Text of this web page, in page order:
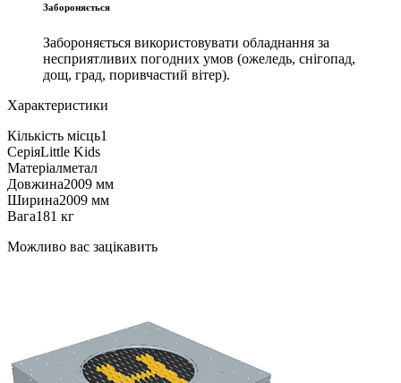
Забороняється
Забороняється використовувати обладнання за
несприятливих погодних умов (ожеледь, снігопад,
дощ, град, поривчастий вітер).
Характеристики
Кількість місць1
СеріяLittle Kids
Матеріалметал
Довжина2009 мм
Ширина2009 мм
Вага181 кг
Можливо вас зацікавить